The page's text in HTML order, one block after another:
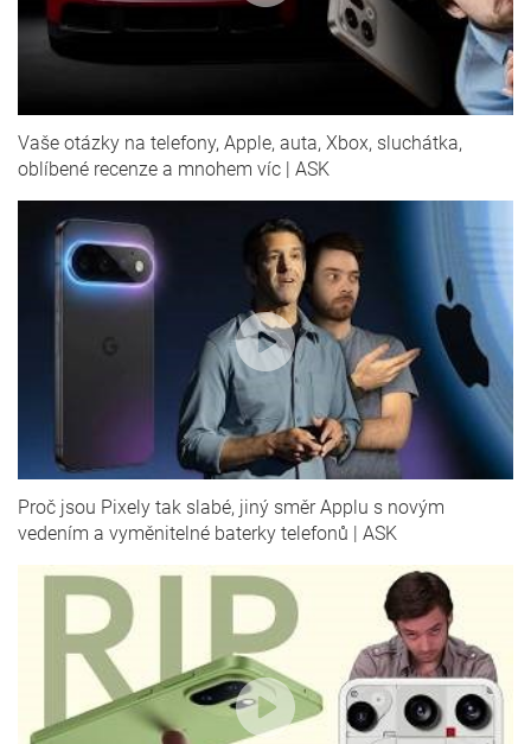
Vaše otázky na telefony, Apple, auta, Xbox, sluchátka,
oblíbené recenze a mnohem víc | ASK
Proč jsou Pixely tak slabé, jiný směr Applu s novým
vedením a vyměnitelné baterky telefonů | ASK